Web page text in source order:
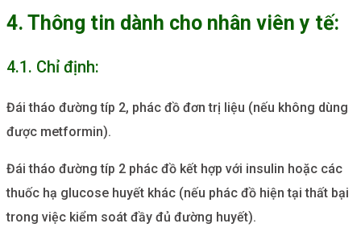
4. Thông tin dành cho nhân viên y tế:
4.1. Chỉ định:
Đái tháo đường típ 2, phác đồ đơn trị liệu (nếu không dùng
được metformin).
Đái tháo đường típ 2 phác đồ kết hợp với insulin hoặc các
thuốc hạ glucose huyết khác (nếu phác đồ hiện tại thất bại
trong việc kiểm soát đầy đủ đường huyết).